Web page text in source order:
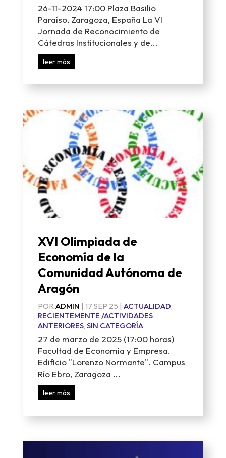
26-11-2024 17:00 Plaza Basilio
Paraíso, Zaragoza, España La VI
Jornada de Reconocimiento de
Cátedras Institucionales y de...
leer más
XVI Olimpiada de
Economía de la
Comunidad Autónoma de
Aragón
PORADMIN | 17 SEP 25 | ACTUALIDAD,
RECIENTEMENTE /ACTIVIDADES
ANTERIORES, SIN CATEGORÍA
27 de marzo de 2025 (17:00 horas)
Facultad de Economía y Empresa.
Edificio "Lorenzo Normante". Campus
Río Ebro, Zaragoza ...
leer más